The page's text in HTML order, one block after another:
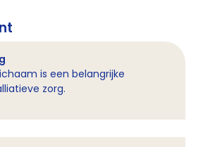
is een belangrijke
zorg.